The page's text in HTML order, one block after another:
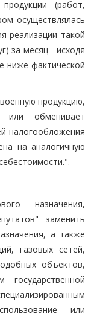
(работ,
осуществлялась
реализации такой
за месяц - исходя
ниже фактической
продукцию,
или обменивает
налогообложения
на аналогичную
назначения,
заменить
а также
газовых сетей,
объектов,
государственной
или